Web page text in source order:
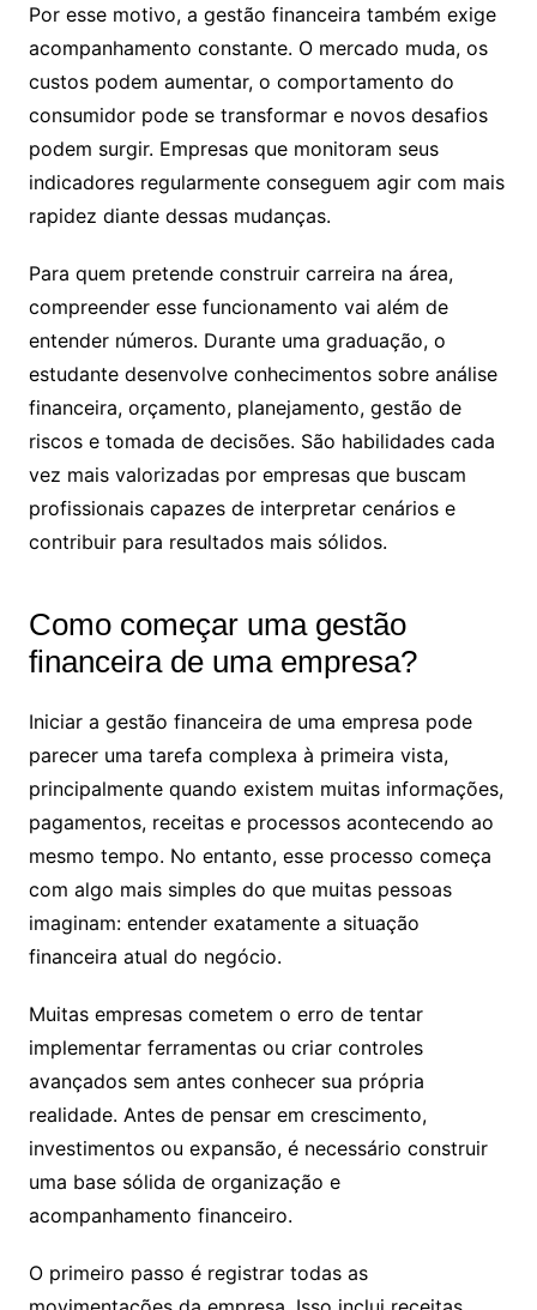
Por esse motivo, a gestão financeira também exige
acompanhamento constante. O mercado muda, os
custos podem aumentar, o comportamento do
consumidor pode se transformar e novos desafios
podem surgir. Empresas que monitoram seus
indicadores regularmente conseguem agir com mais
rapidez diante dessas mudanças.
Para quem pretende construir carreira na área,
compreender esse funcionamento vai além de
entender números. Durante uma graduação, o
estudante desenvolve conhecimentos sobre análise
financeira, orçamento, planejamento, gestão de
riscos e tomada de decisões. São habilidades cada
vez mais valorizadas por empresas que buscam
profissionais capazes de interpretar cenários e
contribuir para resultados mais sólidos.
Como começar uma gestão
financeira de uma empresa​?
Iniciar a gestão financeira de uma empresa pode
parecer uma tarefa complexa à primeira vista,
principalmente quando existem muitas informações,
pagamentos, receitas e processos acontecendo ao
mesmo tempo. No entanto, esse processo começa
com algo mais simples do que muitas pessoas
imaginam: entender exatamente a situação
financeira atual do negócio.
Muitas empresas cometem o erro de tentar
implementar ferramentas ou criar controles
avançados sem antes conhecer sua própria
realidade. Antes de pensar em crescimento,
investimentos ou expansão, é necessário construir
uma base sólida de organização e
acompanhamento financeiro.
O primeiro passo é registrar todas as